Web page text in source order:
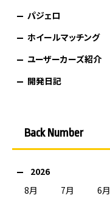
パジェロ
ホイールマッチング
ユーザーカーズ紹介
開発日記
Back Number
2026
8月
7月 6月